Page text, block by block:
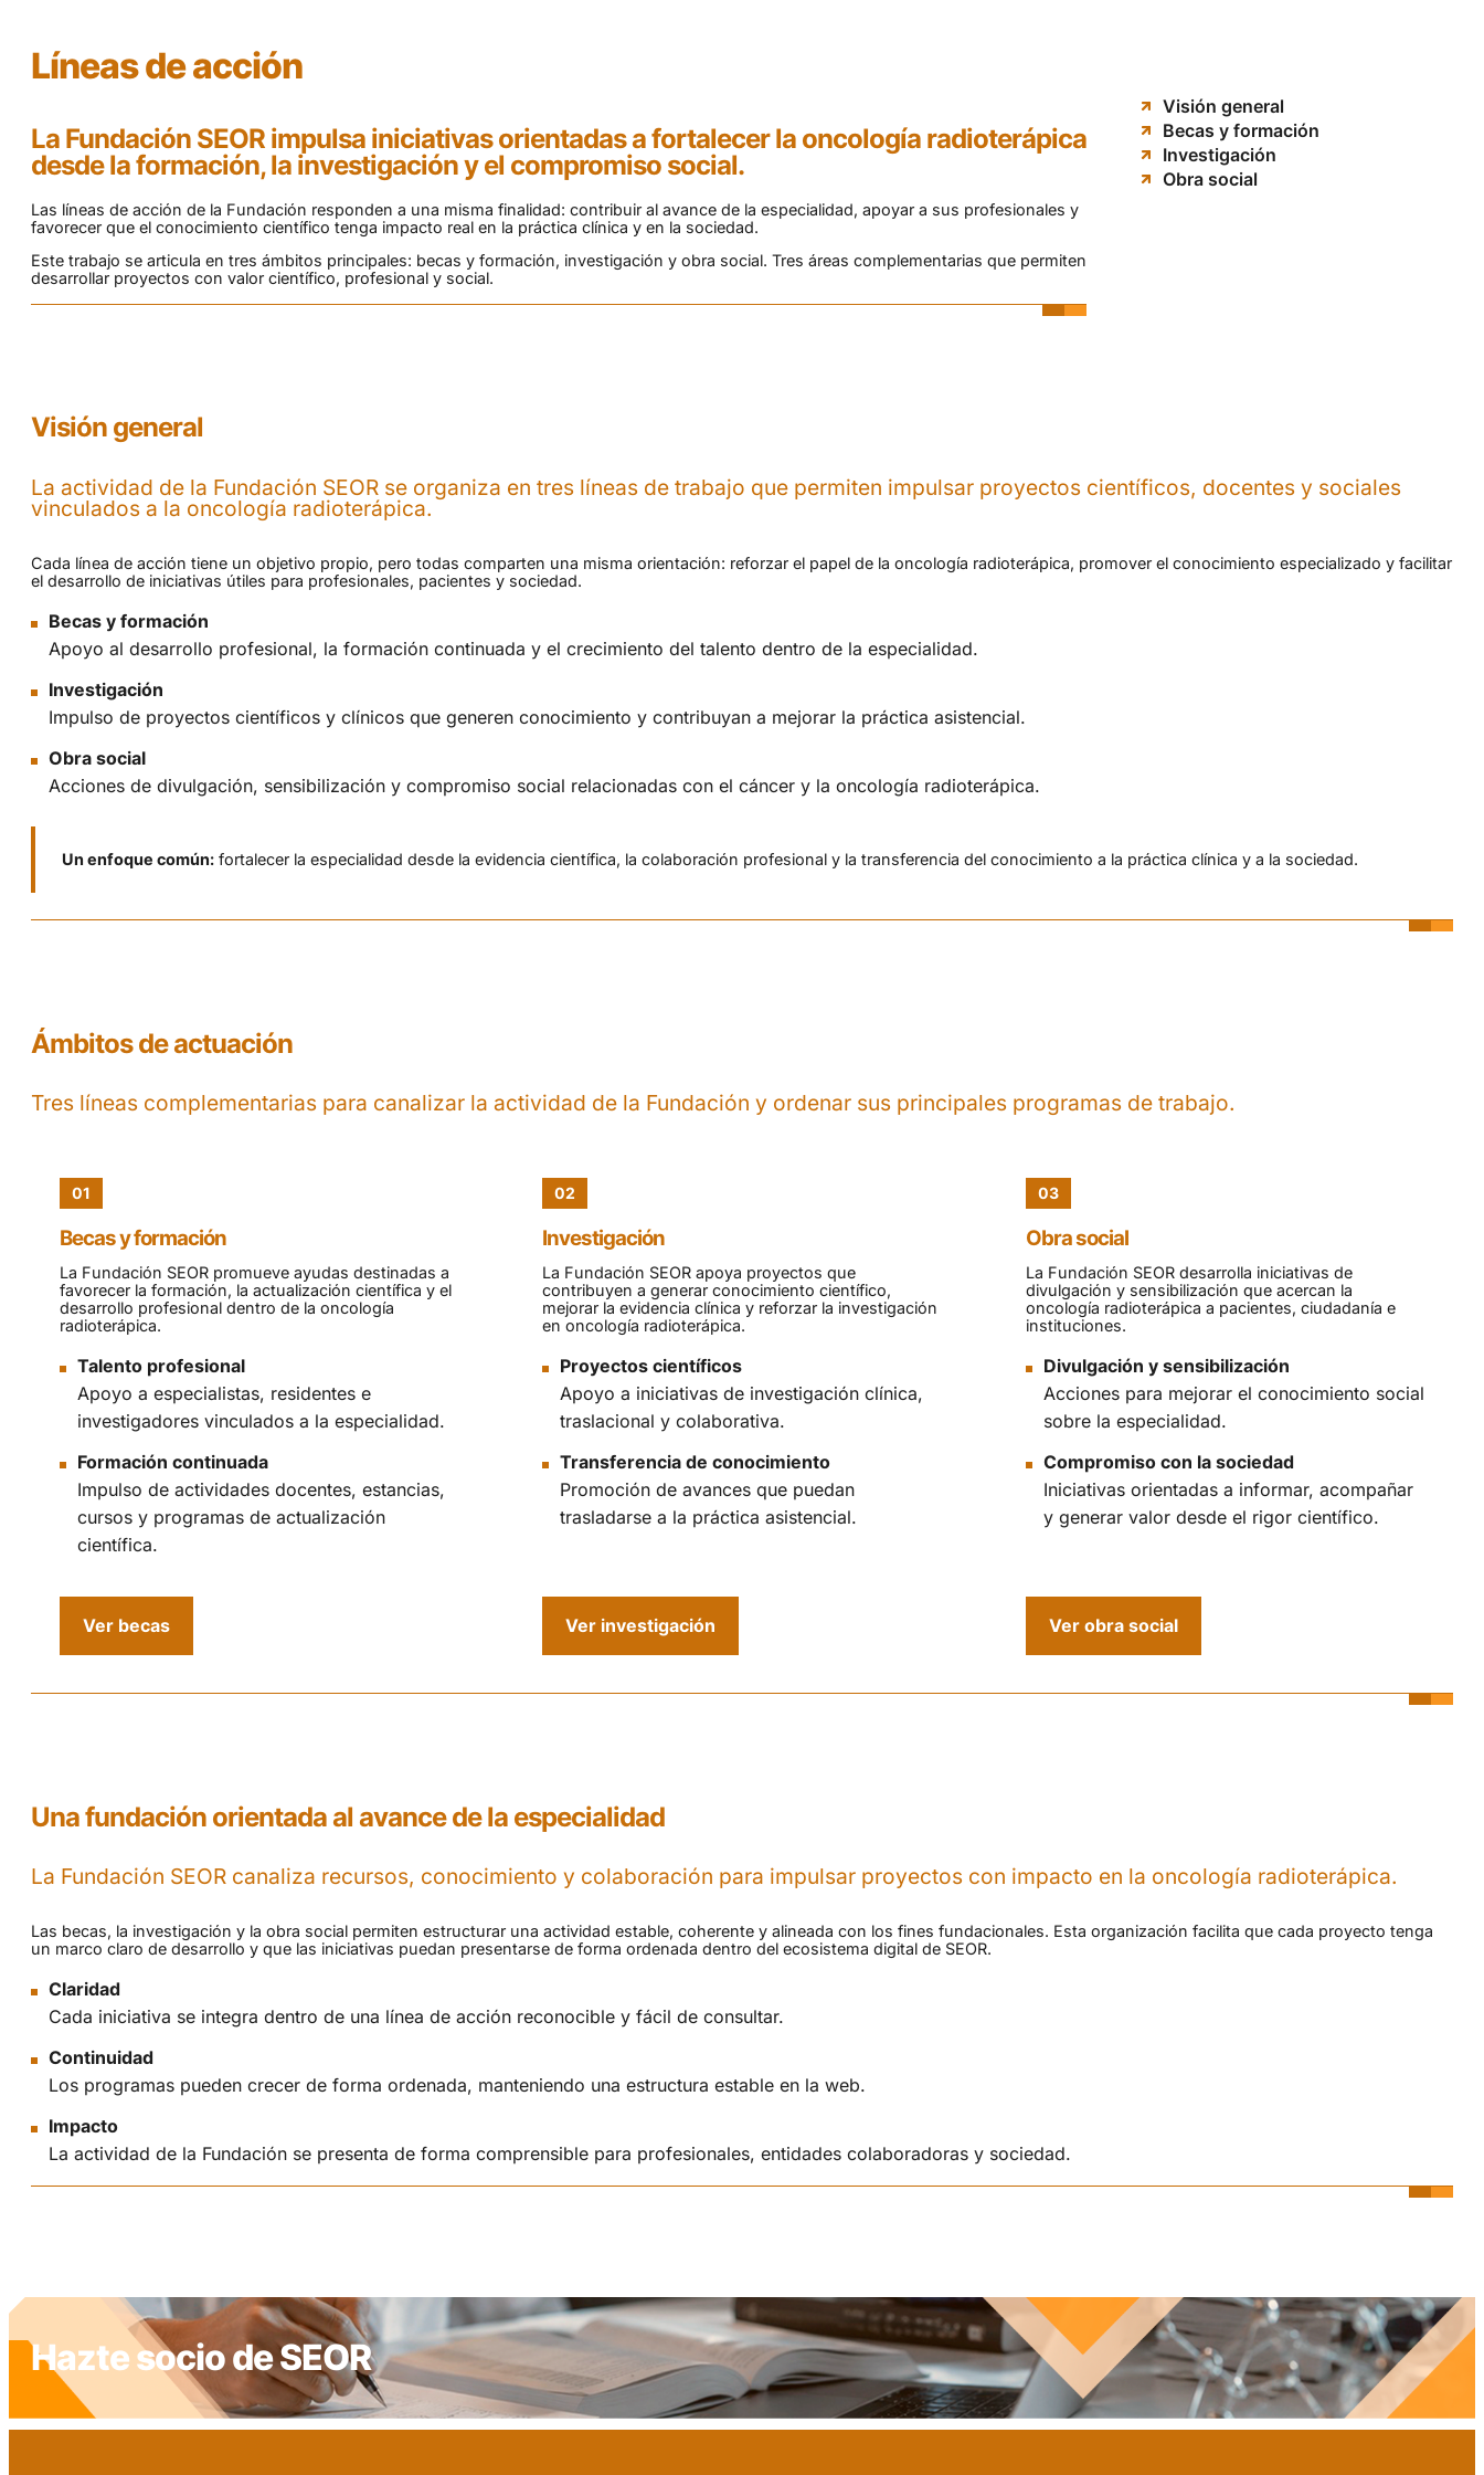
Líneas de acción
La Fundación SEOR impulsa iniciativas orientadas a fortalecer la oncología radioterápica
desde la formación, la investigación y el compromiso social.
Las líneas de acción de la Fundación responden a una misma finalidad: contribuir al avance de la especialidad, apoyar a sus profesionales y
favorecer que el conocimiento científico tenga impacto real en la práctica clínica y en la sociedad.
Este trabajo se articula en tres ámbitos principales: becas y formación, investigación y obra social. Tres áreas complementarias que permiten
desarrollar proyectos con valor científico, profesional y social.
Visión general
Becas y formación
Investigación
Obra social
Visión general
La actividad de la Fundación SEOR se organiza en tres líneas de trabajo que permiten impulsar proyectos científicos, docentes y sociales
vinculados a la oncología radioterápica.
Cada línea de acción tiene un objetivo propio, pero todas comparten una misma orientación: reforzar el papel de la oncología radioterápica, promover el conocimiento especializado y facilitar
el desarrollo de iniciativas útiles para profesionales, pacientes y sociedad.
Becas y formación
Apoyo al desarrollo profesional, la formación continuada y el crecimiento del talento dentro de la especialidad.
Investigación
Impulso de proyectos científicos y clínicos que generen conocimiento y contribuyan a mejorar la práctica asistencial.
Obra social
Acciones de divulgación, sensibilización y compromiso social relacionadas con el cáncer y la oncología radioterápica.
Un enfoque común: fortalecer la especialidad desde la evidencia científica, la colaboración profesional y la transferencia del conocimiento a la práctica clínica y a la sociedad.
Ámbitos de actuación
Tres líneas complementarias para canalizar la actividad de la Fundación y ordenar sus principales programas de trabajo.
01
Becas y formación
La Fundación SEOR promueve ayudas destinadas a
favorecer la formación, la actualización científica y el
desarrollo profesional dentro de la oncología
radioterápica.
Talento profesional
Apoyo a especialistas, residentes e
investigadores vinculados a la especialidad.
Formación continuada
Impulso de actividades docentes, estancias,
cursos y programas de actualización
científica.
Ver becas
02
Investigación
La Fundación SEOR apoya proyectos que
contribuyen a generar conocimiento científico,
mejorar la evidencia clínica y reforzar la investigación
en oncología radioterápica.
Proyectos científicos
Apoyo a iniciativas de investigación clínica,
traslacional y colaborativa.
Transferencia de conocimiento
Promoción de avances que puedan
trasladarse a la práctica asistencial.
Ver investigación
03
Obra social
La Fundación SEOR desarrolla iniciativas de
divulgación y sensibilización que acercan la
oncología radioterápica a pacientes, ciudadanía e
instituciones.
Divulgación y sensibilización
Acciones para mejorar el conocimiento social
sobre la especialidad.
Compromiso con la sociedad
Iniciativas orientadas a informar, acompañar
y generar valor desde el rigor científico.
Ver obra social
Una fundación orientada al avance de la especialidad
La Fundación SEOR canaliza recursos, conocimiento y colaboración para impulsar proyectos con impacto en la oncología radioterápica.
Las becas, la investigación y la obra social permiten estructurar una actividad estable, coherente y alineada con los fines fundacionales. Esta organización facilita que cada proyecto tenga
un marco claro de desarrollo y que las iniciativas puedan presentarse de forma ordenada dentro del ecosistema digital de SEOR.
Claridad
Cada iniciativa se integra dentro de una línea de acción reconocible y fácil de consultar.
Continuidad
Los programas pueden crecer de forma ordenada, manteniendo una estructura estable en la web.
Impacto
La actividad de la Fundación se presenta de forma comprensible para profesionales, entidades colaboradoras y sociedad.
Hazte socio de SEOR